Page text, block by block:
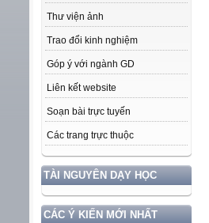
Thư viện ảnh
Trao đổi kinh nghiệm
Góp ý với ngành GD
Liên kết website
Soạn bài trực tuyến
Các trang trực thuộc
TÀI NGUYÊN DẠY HỌC
CÁC Ý KIẾN MỚI NHẤT